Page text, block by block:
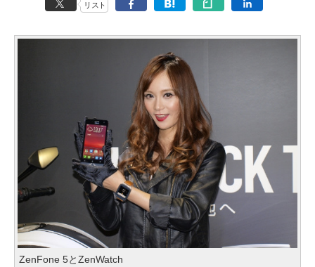
リスト
ZenFone 5とZenWatch